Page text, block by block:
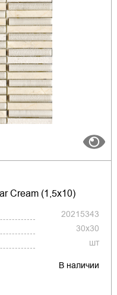
Cream (1,5x10)
20215343
30x30
шт
В наличии